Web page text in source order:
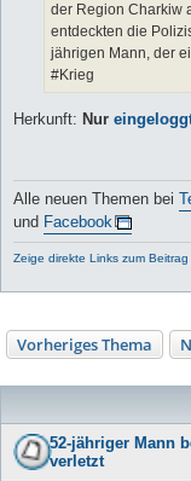
der Region Charkiw
entdeckten die
jährigen Mann, der
#Krieg
Herkunft: Nur
Alle neuen Themen bei
und Facebook
Zeige direkte Links zum Beitrag
Vorheriges Thema
52-jähriger Mann
verletzt